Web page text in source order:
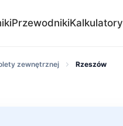
PrzewodnikiKalkulatory
zewnętrznej Rzeszów